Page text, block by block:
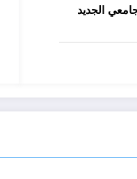
الجديد